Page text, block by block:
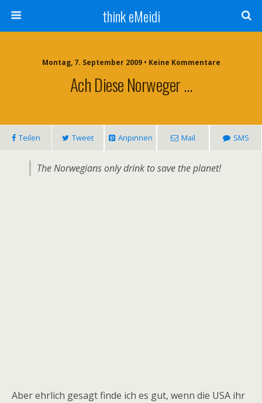
think eMeidi
Montag, 7. September 2009 • Keine Kommentare
Ach Diese Norweger …
Teilen Tweet Anpinnen Mail SMS
The Norwegians only drink to save the planet!
Aber ehrlich gesagt finde ich es gut, wenn die USA ihr